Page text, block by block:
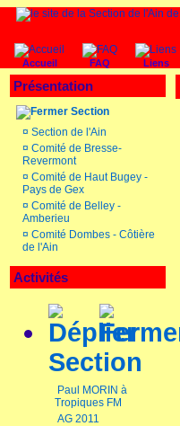
Accueil FAQ Liens
Présentation
Section
¤ Section de l'Ain
¤ Comité de Bresse-
Revermont
¤ Comité de Haut Bugey -
Pays de Gex
¤ Comité de Belley -
Amberieu
¤ Comité Dombes - Côtière
de l'Ain
Activités
Section
Paul MORIN à
Tropiques FM
AG 2011